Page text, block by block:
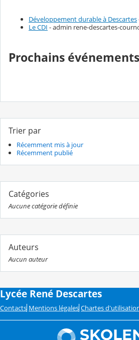
Développement durable à Descartes
Le CDI - admin rene-descartes-
Prochains événements
Trier par
Récemment mis à jour
Récemment publié
Catégories
Aucune catégorie définie
Auteurs
Aucun auteur
Lycée René Descartes
Contacts Mentions légales Chartes